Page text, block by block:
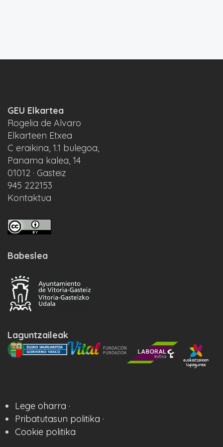
GEU Elkartea
Rogelia de Alvaro
Elkarteen Etxea
C eraikina, 1.1 bulegoa,
Panama kalea, 14
01012 · Gasteiz
945 222153
Kontaktua
Babeslea
Laguntzaileak
Lege oharra ·
Pribatutasun politika ·
Cookie politika